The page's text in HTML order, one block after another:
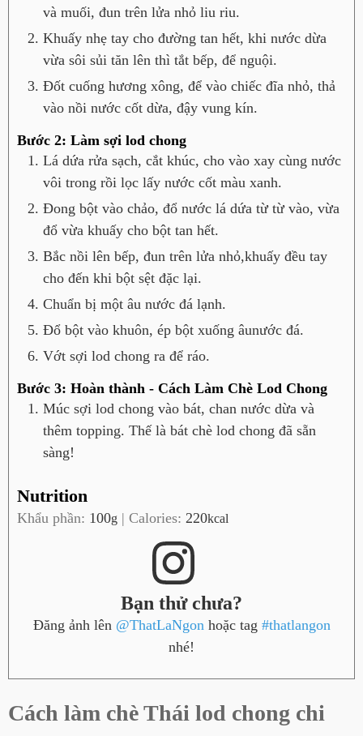
và muối, đun trên lửa nhỏ liu riu.
Khuấy nhẹ tay cho đường tan hết, khi nước dừa
vừa sôi sủi tăn lên thì tắt bếp, để nguội.
Đốt cuống hương xông, để vào chiếc đĩa nhỏ, thả
vào nồi nước cốt dừa, đậy vung kín.
Bước 2: Làm sợi lod chong
Lá dứa rửa sạch, cắt khúc, cho vào xay cùng nước
vôi trong rồi lọc lấy nước cốt màu xanh.
Đong bột vào chảo, đổ nước lá dứa từ từ vào, vừa
đổ vừa khuấy cho bột tan hết.
Bắc nồi lên bếp, đun trên lửa nhỏ,khuấy đều tay
cho đến khi bột sệt đặc lại.
Chuẩn bị một âu nước đá lạnh.
Đổ bột vào khuôn, ép bột xuống âunước đá.
Vớt sợi lod chong ra để ráo.
Bước 3: Hoàn thành - Cách Làm Chè Lod Chong
Múc sợi lod chong vào bát, chan nước dừa và
thêm topping. Thế là bát chè lod chong đã sẵn
sàng!
Nutrition
Khẩu phần: 100g | Calories: 220kcal
Bạn thử chưa?
Đăng ảnh lên @ThatLaNgon hoặc tag #thatlangon
nhé!
Cách làm chè Thái lod chong chi